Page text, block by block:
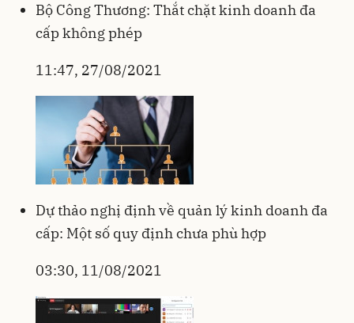
Bộ Công Thương: Thắt chặt kinh doanh đa
cấp không phép
11:47, 27/08/2021
Dự thảo nghị định về quản lý kinh doanh đa
cấp: Một số quy định chưa phù hợp
03:30, 11/08/2021